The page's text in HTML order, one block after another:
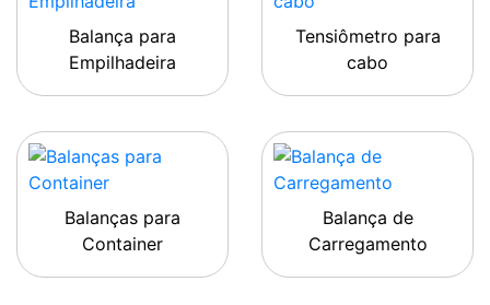
Balança para
Empilhadeira
Tensiômetro para
cabo
Balanças para
Container
Balança de
Carregamento